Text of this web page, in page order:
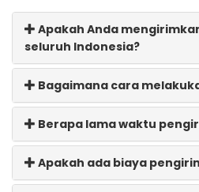
Apakah Anda
seluruh Indonesia?
Bagaimana cara
Berapa lama waktu
Apakah ada biaya